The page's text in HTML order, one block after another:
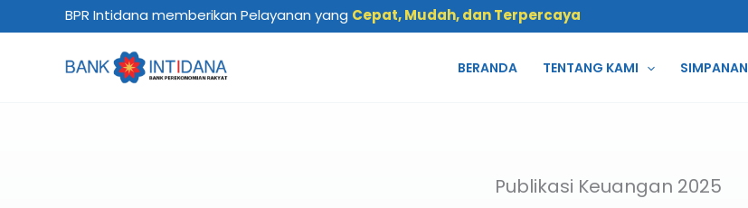
BPR Intidana memberikan Pelayanan yang Cepat, Mudah, dan Terpercaya
BERANDA TENTANG KAMI SIMPANAN
Publikasi Keuangan 2025